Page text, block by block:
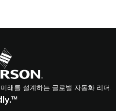
래를 설계하는 글로벌 자동화 리더.